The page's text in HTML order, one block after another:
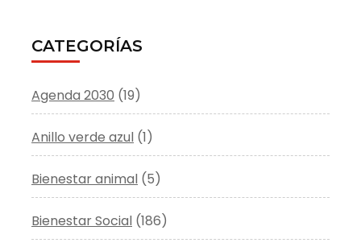
CATEGORÍAS
Agenda 2030 (19)
Anillo verde azul (1)
Bienestar animal (5)
Bienestar Social (186)